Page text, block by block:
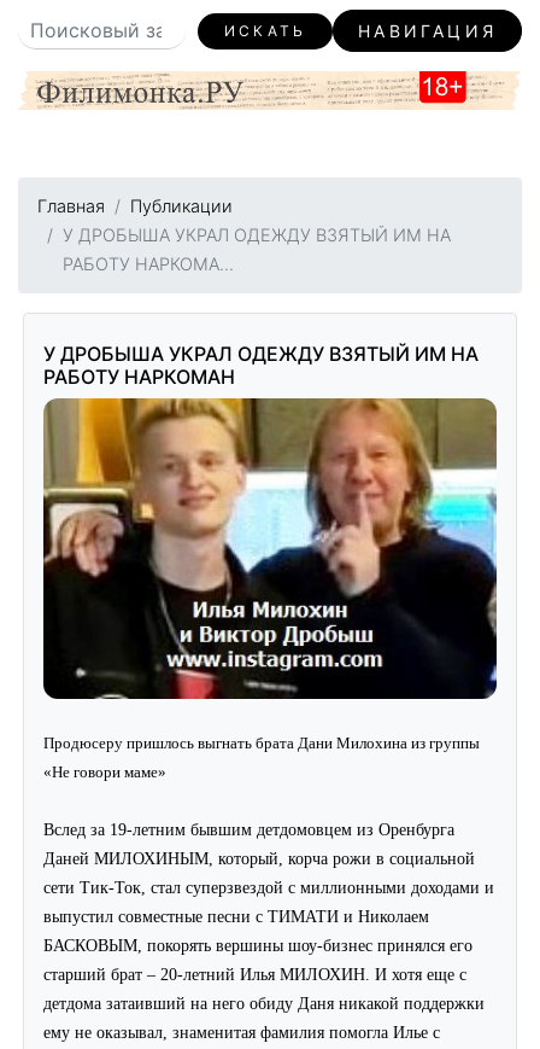
ИСКАТЬ НАВИГАЦИЯ
Главная
Публикации
У ДРОБЫША УКРАЛ ОДЕЖДУ ВЗЯТЫЙ ИМ НА
РАБОТУ НАРКОМА...
У ДРОБЫША УКРАЛ ОДЕЖДУ ВЗЯТЫЙ ИМ НА
РАБОТУ НАРКОМАН
Продюсеру пришлось выгнать брата Дани Милохина из группы
«Не говори маме»
Вслед за 19-летним бывшим детдомовцем из Оренбурга
Даней МИЛОХИНЫМ, который, корча рожи в социальной
сети Тик-Ток, стал суперзвездой с миллионными доходами и
выпустил совместные песни с ТИМАТИ и Николаем
БАСКОВЫМ, покорять вершины шоу-бизнес принялся его
старший брат – 20-летний Илья МИЛОХИН. И хотя еще с
детдома затаивший на него обиду Даня никакой поддержки
ему не оказывал, знаменитая фамилия помогла Илье с